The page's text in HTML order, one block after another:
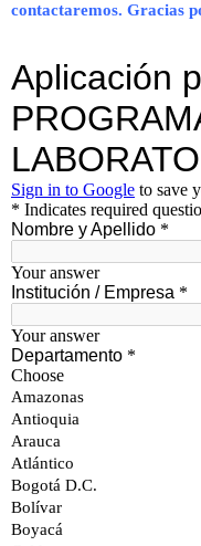
contactaremos. Gracias